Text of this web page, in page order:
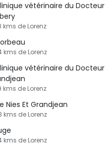
vétérinaire du Docteur
kms de Lorenz
kms de Lorenz
vétérinaire du Docteur
kms de Lorenz
Nies Et Grandjean
kms de Lorenz
kms de Lorenz